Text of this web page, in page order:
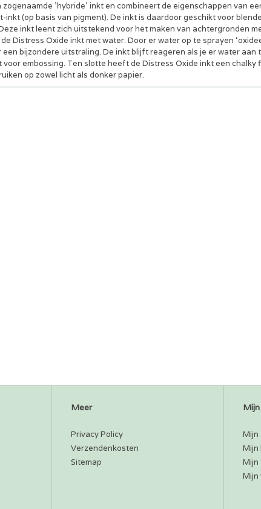
'hybride’ inkt en combineert de eigenschappen van
inkt (op basis van pigment). De inkt is daardoor geschikt voor
inkt leent zich uitstekend voor het maken van achtergronden
Distress Oxide inkt met water. Door er water op te sprayen
bijzondere uitstraling. De inkt blijft reageren als je er water aan
embossing. Ten slotte heeft de Distress Oxide inkt een chalky
op zowel licht als donker papier.
Meer
Privacy Policy
Verzendenkosten
Sitemap
Mijn
Mijn
Mijn
Mijn